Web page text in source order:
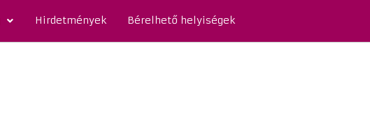
Hirdetmények Bérelhető helyiségek